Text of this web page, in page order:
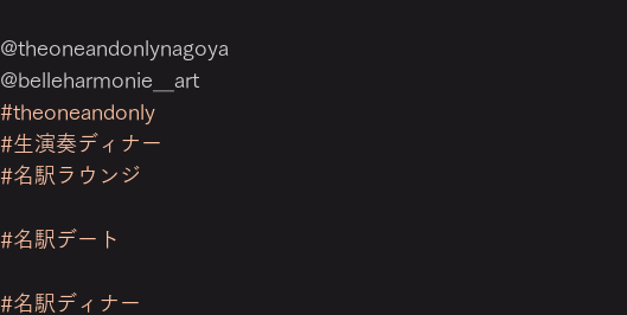
@theoneandonlynagoya
@belleharmonie＿art
#theoneandonly
#生演奏ディナー
#名駅ラウンジ
#名駅デート
#名駅ディナー